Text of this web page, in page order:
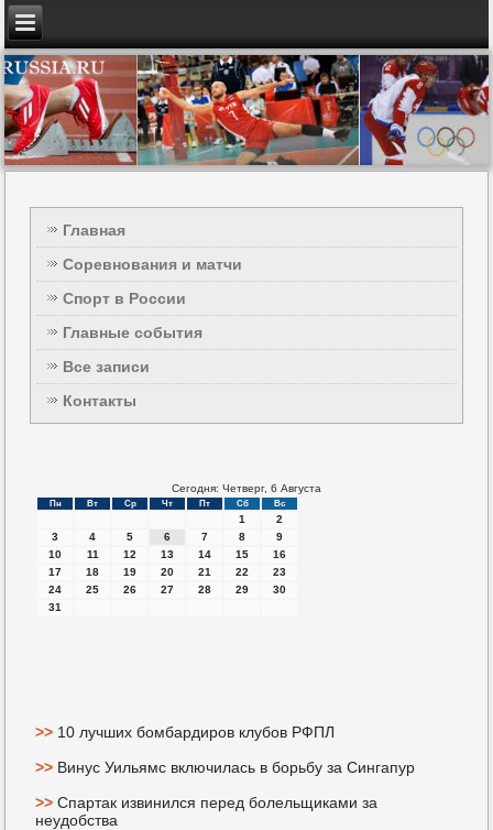
Главная
Соревнования и матчи
Спорт в России
Главные события
Все записи
Контакты
Сегодня: Четверг, 6 Августа
Пн Вт Ср Чт Пт Сб Вс
1
2
3
4 5 6 7 8
9
10
11 12 13 14 15
16
17
18 19 20 21 22
23
24
25 26 27 28 29
30
31
>> 10 лучших бомбардиров клубов РФПЛ
>> Винус Уильямс включилась в борьбу за Сингапур
>>Спартак извинился перед болельщиками за
неудобства